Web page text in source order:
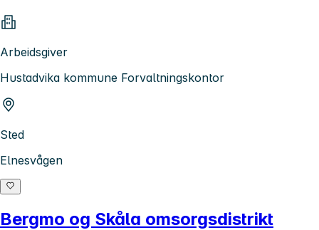
Arbeidsgiver
Hustadvika kommune Forvaltningskontor
Sted
Elnesvågen
Bergmo og Skåla omsorgsdistrikt